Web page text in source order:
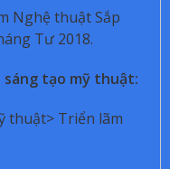
Nghệ thuật Sắp
Tư 2018.
sáng tạo mỹ thuật:
thuật> Triển lãm